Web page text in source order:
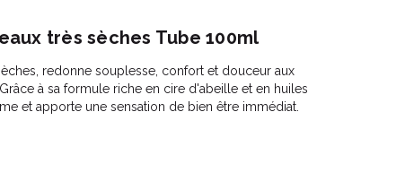
très sèches Tube 100ml
redonne souplesse, confort et douceur aux
à sa formule riche en cire d'abeille et en huiles
et apporte une sensation de bien être immédiat.